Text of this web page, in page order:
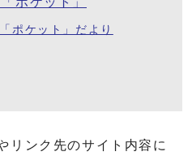
ポケット」だより
リンク先のサイト内容に